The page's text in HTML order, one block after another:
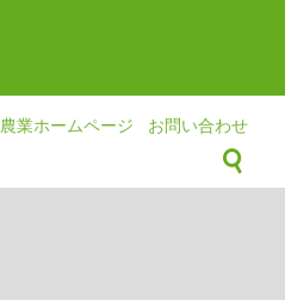
農業ホームページ お問い合わせ